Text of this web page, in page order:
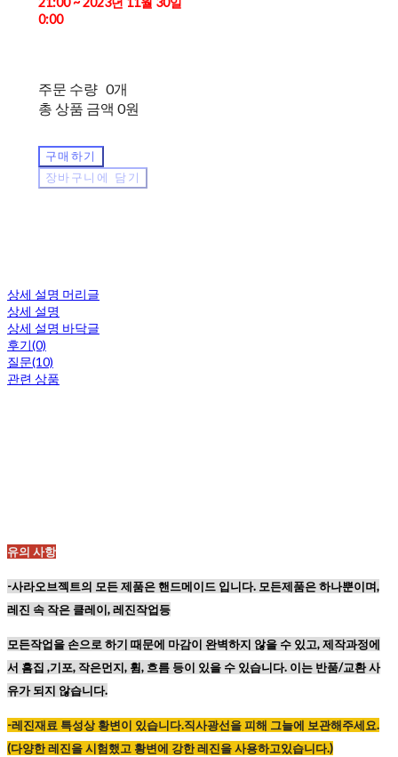
0:00
주문 수량 0개
총 상품 금액 0원
구매하기
장바구니에 담기
상세 설명 머리글
상세 설명
상세 설명 바닥글
후기(0)
질문(10)
관련 상품
유의 사항
-사라오브젝트의 모든 제품은 핸드메이드 입니다. 모든제품은 하나뿐이며,
레진 속 작은 클레이, 레진작업등
모든작업을 손으로 하기 때문에 마감이 완벽하지 않을 수 있고,제작과정에
서 흠집 ,기포, 작은먼지, 휨, 흐름 등이 있을 수 있습니다. 이는 반품/교환 사
유가 되지 않습니다.
-레진재료 특성상황변이 있습니다.직사광선을피해 그늘에 보관해주세요.
(다양한레진을시험했고황변에 강한레진을사용하고있습니다.)